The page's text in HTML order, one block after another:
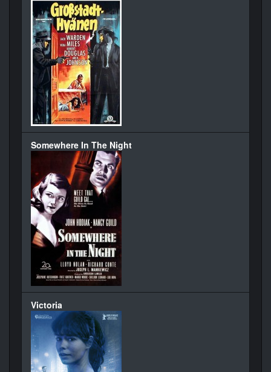
Somewhere In The Night
Victoria